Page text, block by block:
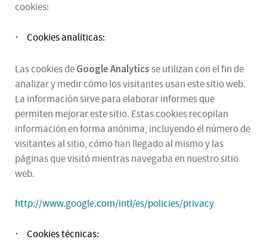
cookies:
· Cookies analíticas:
Las cookies deGoogle Analyticsse utilizan con el fin de
analizar y medir cómo los visitantes usan este sitio web.
La información sirve para elaborar informes que
permiten mejorar este sitio. Estas cookies recopilan
información en forma anónima, incluyendo el número de
visitantes al sitio, cómo han llegado al mismo y las
páginas que visitó mientras navegaba en nuestro sitio
web.
http://www.google.com/intl/es/policies/privacy
· Cookies técnicas: